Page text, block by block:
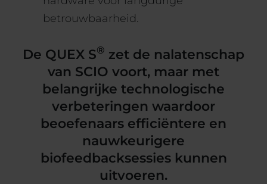
betrouwbaarheid.
De QUEX S® zet de nalatenschap
van SCIO voort, maar met
belangrijke technologische
verbeteringen waardoor
beoefenaars efficiëntere en
nauwkeurigere
biofeedbacksessies kunnen
uitvoeren.